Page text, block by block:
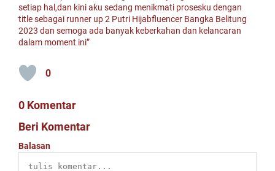
setiap hal,dan kini aku sedang menikmati prosesku dengan
title sebagai runner up 2 Putri Hijabfluencer Bangka Belitung
2023 dan semoga ada banyak keberkahan dan kelancaran
dalam moment ini”
0
0 Komentar
Beri Komentar
Balasan